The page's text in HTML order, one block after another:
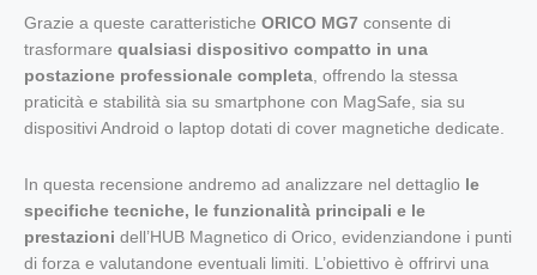
Grazie a queste caratteristiche ORICO MG7 consente di
trasformare qualsiasi dispositivo compatto in una
postazione professionale completa, offrendo la stessa
praticità e stabilità sia su smartphone con MagSafe, sia su
dispositivi Android o laptop dotati di cover magnetiche dedicate.
In questa recensione andremo ad analizzare nel dettaglio le
specifiche tecniche, le funzionalità principali e le
prestazioni dell’HUB Magnetico di Orico, evidenziandone i punti
di forza e valutandone eventuali limiti. L’obiettivo è offrirvi una